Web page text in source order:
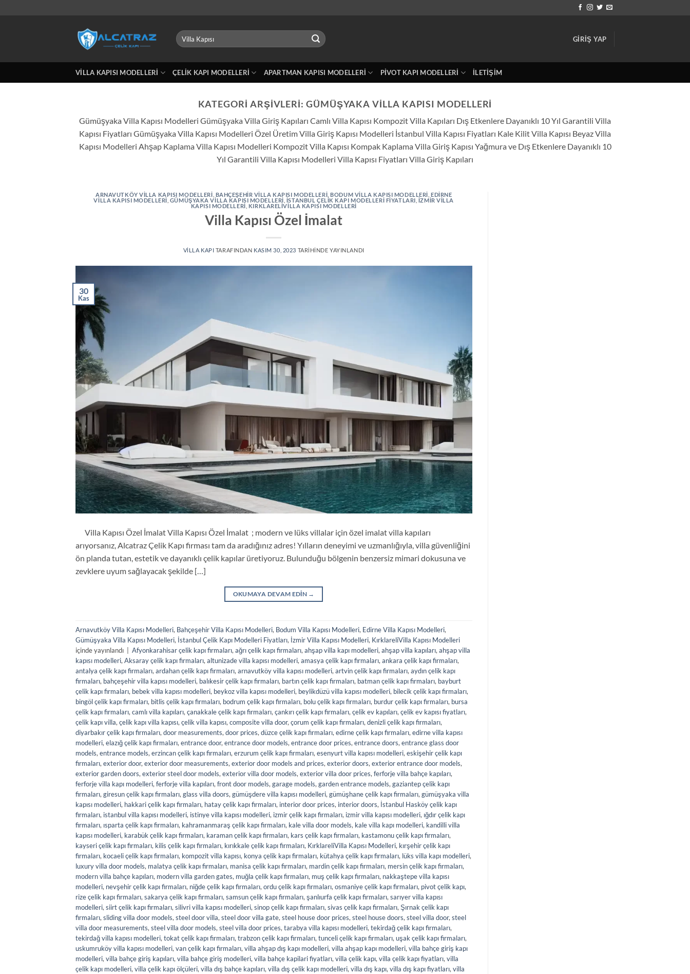
Ara:
GIRIŞ YAP
VILLA KAPISI MODELLERI ÇELIK KAPI MODELLERI APARTMAN KAPISI MODELLERI PIVOT KAPI MODELLERI İLETIŞIM
KATEGORI ARŞIVLERI: GÜMÜŞYAKA VILLA KAPISI MODELLERI
Gümüşyaka Villa Kapısı Modelleri Gümüşyaka Villa Giriş Kapıları Camlı Villa Kapısı Kompozit Villa Kapıları Dış Etkenlere Dayanıklı 10 Yıl Garantili Villa
Kapısı Fiyatları Gümüşyaka Villa Kapısı Modelleri Özel Üretim Villa Giriş Kapısı Modelleri İstanbul Villa Kapısı Fiyatları Kale Kilit Villa Kapısı Beyaz Villa
Kapısı Modelleri Ahşap Kaplama Villa Kapısı Modelleri Kompozit Villa Kapısı Kompak Kaplama Villa Giriş Kapısı Yağmura ve Dış Etkenlere Dayanıklı 10
Yıl Garantili Villa Kapısı Modelleri Villa Kapısı Fiyatları Villa Giriş Kapıları
ARNAVUTKÖY VILLA KAPISI MODELLERI BAHÇEŞEHIR VILLA KAPISI MODELLERI ,BODUM VILLA KAPISI MODELLERI ,EDIRNE
VILLA KAPISI MODELLERI GÜMÜŞYAKA VILLA KAPISI MODELLERI İSTANBUL ÇELIK KAPI MODELLERI FIYATLARI İZMIR VILLA
KAPISI MODELLERI KIRKLARELIVILLA KAPISI MODELLERI
Villa Kapısı Özel İmalat
VILLA KAPI TARAFINDAN KASIM 30, 2023 TARIHINDE YAYINLANDI
30
Kas
Villa Kapısı Özel İmalat Villa Kapısı Özel İmalat ; modern ve lüks villalar için özel imalat villa kapıları
arıyorsanız, Alcatraz Çelik Kapı firması tam da aradığınız adres! Yılların deneyimi ve uzmanlığıyla, villa güvenliğini
ön planda tutan, estetik ve dayanıklı çelik kapılar üretiyoruz. Bulunduğu bölgenin benzersiz mimari dokusuna ve
zevklere uyum sağlayacak şekilde […]
OKUMAYA DEVAM EDIN →
Arnavutköy Villa Kapısı Modelleri, Bahçeşehir Villa Kapısı Modelleri, Bodum Villa Kapısı Modelleri, Edirne Villa Kapısı Modelleri,
Gümüşyaka Villa Kapısı Modelleri, İstanbul Çelik Kapı Modelleri Fiyatları, İzmir Villa Kapısı Modelleri, KırklareliVilla Kapısı Modelleri
içinde yayınlandı
Afyonkarahisar çelik kapı firmaları, ağrı çelik kapı firmaları, ahşap villa kapı modelleri, ahşap villa kapıları, ahşap villa
kapısı modelleri, Aksaray çelik kapı firmaları, altunizade villa kapısı modelleri, amasya çelik kapı firmaları, ankara çelik kapı firmaları,
antalya çelik kapı firmaları, ardahan çelik kapı firmaları, arnavutköy villa kapısı modelleri, artvin çelik kapı firmaları, aydın çelik kapı
firmaları, bahçeşehir villa kapısı modelleri, balıkesir çelik kapı firmaları, bartın çelik kapı firmaları, batman çelik kapı firmaları, bayburt
çelik kapı firmaları, bebek villa kapısı modelleri, beykoz villa kapısı modelleri, beylikdüzü villa kapısı modelleri, bilecik çelik kapı firmaları,
bingöl çelik kapı firmaları, bitlis çelik kapı firmaları, bodrum çelik kapı firmaları, bolu çelik kapı firmaları, burdur çelik kapı firmaları, bursa
çelik kapı firmaları, camlı villa kapıları, çanakkale çelik kapı firmaları, çankırı çelik kapı firmaları, çelik ev kapıları, çelik ev kapısı fiyatları,
çelik kapı villa, çelik kapı villa kapısı, çelik villa kapısı, composite villa door, çorum çelik kapı firmaları, denizli çelik kapı firmaları,
diyarbakır çelik kapı firmaları, door measurements, door prices, düzce çelik kapı firmaları, edirne çelik kapı firmaları, edirne villa kapısı
modelleri, elazığ çelik kapı firmaları, entrance door, entrance door models, entrance door prices, entrance doors, entrance glass door
models, entrance models, erzincan çelik kapı firmaları, erzurum çelik kapı firmaları, esenyurt villa kapısı modelleri, eskişehir çelik kapı
firmaları, exterior door, exterior door measurements, exterior door models and prices, exterior doors, exterior entrance door models,
exterior garden doors, exterior steel door models, exterior villa door models, exterior villa door prices, ferforje villa bahçe kapıları,
ferforje villa kapı modelleri, ferforje villa kapıları, front door models, garage models, garden entrance models, gaziantep çelik kapı
firmaları, giresun çelik kapı firmaları, glass villa doors, gümüşdere villa kapısı modelleri, gümüşhane çelik kapı firmaları, gümüşyaka villa
kapısı modelleri, hakkari çelik kapı firmaları, hatay çelik kapı firmaları, interior door prices, interior doors, İstanbul Hasköy çelik kapı
firmaları, istanbul villa kapısı modelleri, istinye villa kapısı modelleri, izmir çelik kapı firmaları, izmir villa kapısı modelleri, ığdır çelik kapı
firmaları, ısparta çelik kapı firmaları, kahramanmaraş çelik kapı firmaları, kale villa door models, kale villa kapı modelleri, kandilli villa
kapısı modelleri, karabük çelik kapı firmaları, karaman çelik kapı firmaları, kars çelik kapı firmaları, kastamonu çelik kapı firmaları,
kayseri çelik kapı firmaları, kilis çelik kapı firmaları, kırıkkale çelik kapı firmaları, KırklareliVilla Kapısı Modelleri, kırşehir çelik kapı
firmaları, kocaeli çelik kapı firmaları, kompozit villa kapısı, konya çelik kapı firmaları, kütahya çelik kapı firmaları, lüks villa kapı modelleri,
luxury villa door models, malatya çelik kapı firmaları, manisa çelik kapı firmaları, mardin çelik kapı firmaları, mersin çelik kapı firmaları,
modern villa bahçe kapıları, modern villa garden gates, muğla çelik kapı firmaları, muş çelik kapı firmaları, nakkaştepe villa kapısı
modelleri, nevşehir çelik kapı firmaları, niğde çelik kapı firmaları, ordu çelik kapı firmaları, osmaniye çelik kapı firmaları, pivot çelik kapı,
rize çelik kapı firmaları, sakarya çelik kapı firmaları, samsun çelik kapı firmaları, şanlıurfa çelik kapı firmaları, sarıyer villa kapısı
modelleri, siirt çelik kapı firmaları, silivri villa kapısı modelleri, sinop çelik kapı firmaları, sivas çelik kapı firmaları, Şırnak çelik kapı
firmaları, sliding villa door models, steel door villa, steel door villa gate, steel house door prices, steel house doors, steel villa door, steel
villa door measurements, steel villa door models, steel villa door prices, tarabya villa kapısı modelleri, tekirdağ çelik kapı firmaları,
tekirdağ villa kapısı modelleri, tokat çelik kapı firmaları, trabzon çelik kapı firmaları, tunceli çelik kapı firmaları, uşak çelik kapı firmaları,
uskumruköy villa kapısı modelleri, van çelik kapı firmaları, villa ahşap dış kapı modelleri, villa ahşap kapı modelleri, villa bahçe giriş kapı
modelleri, villa bahçe giriş kapıları, villa bahçe giriş modelleri, villa bahçe kapilari fiyatları, villa çelik kapı, villa çelik kapı fiyatları, villa
çelik kapı modelleri, villa çelik kapı ölçüleri, villa dış bahçe kapıları, villa dış çelik kapı modelleri, villa dış kapı, villa dış kapı fiyatları, villa